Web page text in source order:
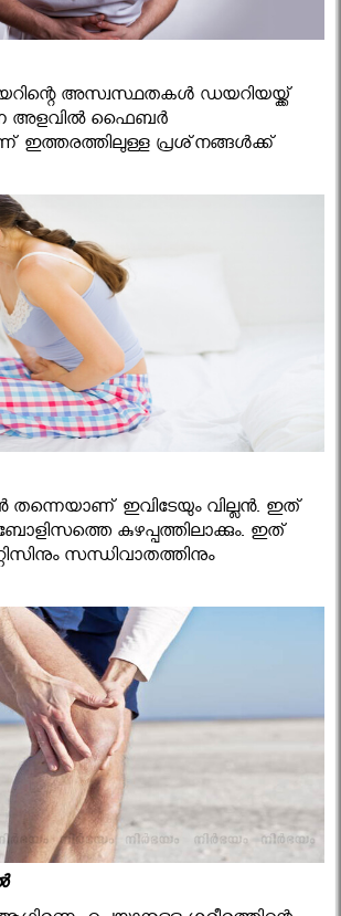
അസ്വസ്ഥതകള്‍ ഡയറിയയ്ക്ക്
അളവില്‍ ഫൈബര്‍
ഇത്തരത്തിലുള്ള പ്രശ്‌നങ്ങള്‍ക്ക്
തന്നെയാണ് ഇവിടേയും വില്ലന്‍. ഇത്
കുഴപ്പത്തിലാക്കും. ഇത്
സന്ധിവാതത്തിനും